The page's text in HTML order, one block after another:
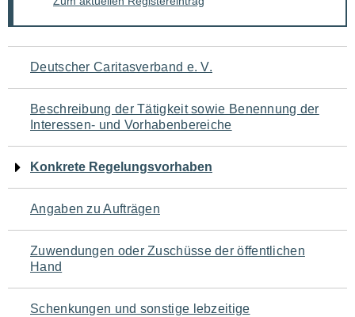
Navigation
für
den
Seiteninhalt
Deutscher Caritasverband e. V.
Beschreibung der Tätigkeit sowie Benennung der
Interessen- und Vorhabenbereiche
Konkrete Regelungsvorhaben
Angaben zu Aufträgen
Zuwendungen oder Zuschüsse der öffentlichen
Hand
Schenkungen und sonstige lebzeitige